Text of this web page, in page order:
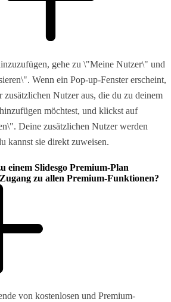
gehe zu \"Meine Nutzer\" und
Wenn ein Pop-up-Fenster erscheint,
Nutzer aus, die du zu deinem
möchtest, und klickst auf
Deine zusätzlichen Nutzer werden
kannst sie direkt zuweisen.
einem Slidesgo Premium-Plan
zu allen Premium-Funktionen?
von kostenlosen und Premium-